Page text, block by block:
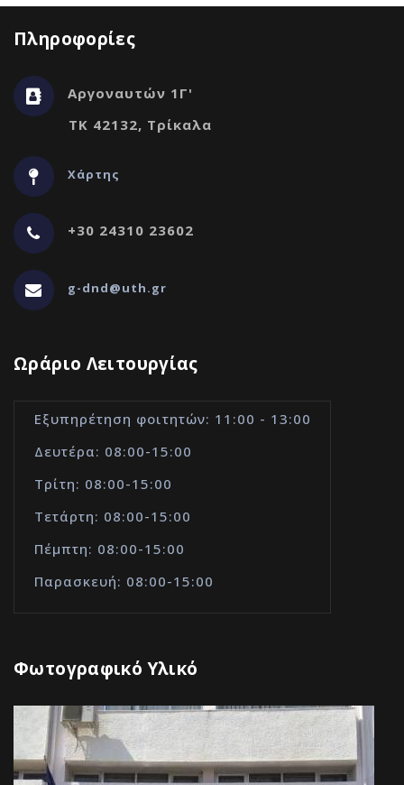
Πληροφορίες
Αργοναυτών 1Γ'
ΤΚ 42132, Τρίκαλα
Χάρτης
+30 24310 23602
g-dnd@uth.gr
Ωράριο Λειτουργίας
Εξυπηρέτηση φοιτητών: 11:00 - 13:00
Δευτέρα: 08:00-15:00
Τρίτη: 08:00-15:00
Τετάρτη: 08:00-15:00
Πέμπτη: 08:00-15:00
Παρασκευή: 08:00-15:00
Φωτογραφικό Υλικό